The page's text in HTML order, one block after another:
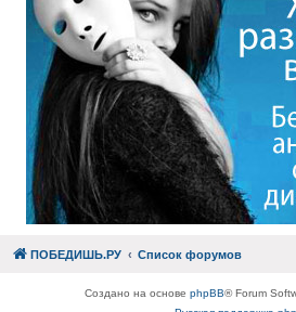
ПОБЕДИШЬ.РУ Список форумов
Создано на основе phpBB® Forum